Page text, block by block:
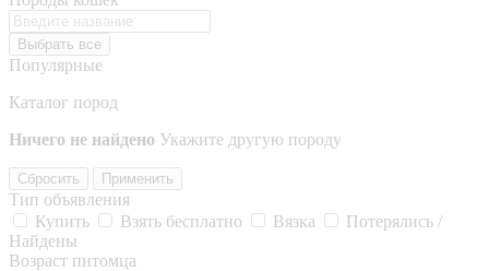
Выбрать все
Популярные
Каталог пород
Ничего не найдено Укажите другую породу
Сбросить Применить
Тип объявления
Купить
Взять бесплатно Вязка
Потерялись /
Найдены
Возраст питомца